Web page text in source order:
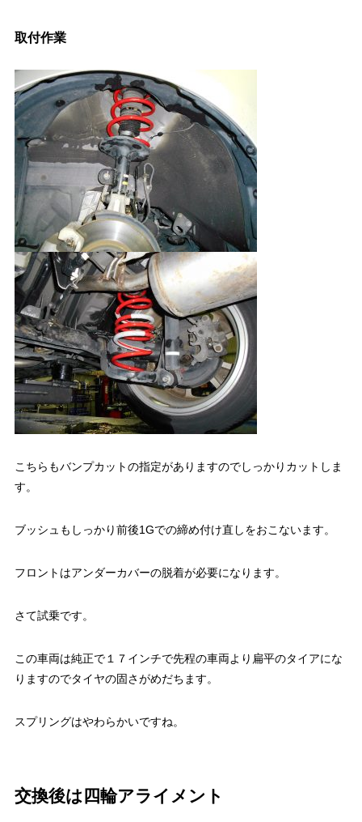
取付作業
こちらもバンプカットの指定がありますのでしっかりカットしま
す。
ブッシュもしっかり前後1Gでの締め付け直しをおこないます。
フロントはアンダーカバーの脱着が必要になります。
さて試乗です。
この車両は純正で１７インチで先程の車両より扁平のタイアにな
りますのでタイヤの固さがめだちます。
スプリングはやわらかいですね。
交換後は四輪アライメント